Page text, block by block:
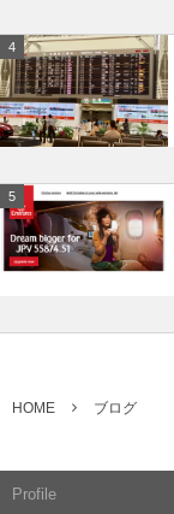
4
5
HOME ブログ
Profile